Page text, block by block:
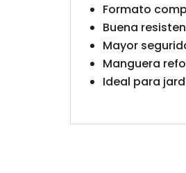
Formato
Buena
Mayor
Manguera
Ideal para